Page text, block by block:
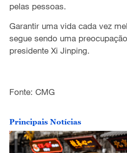
pelas pessoas.
Garantir uma vida cada vez
segue sendo uma
presidente Xi Jinping.
Fonte: CMG
Principais Notícias